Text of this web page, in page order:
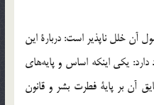
آن‌ خلل‌ ناپذير است‌: دربارة‌ اين‌
دارد: يكي‌ اينكه‌ اساس‌ و پايه‌هاي‌
آن‌ بر پاية‌ فطرت‌ بشر و قانون‌